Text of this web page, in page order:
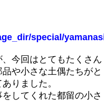
special/
今回はとてもたくさん
や小さな土偶たちがと
りました。
してくれた都留の小さ